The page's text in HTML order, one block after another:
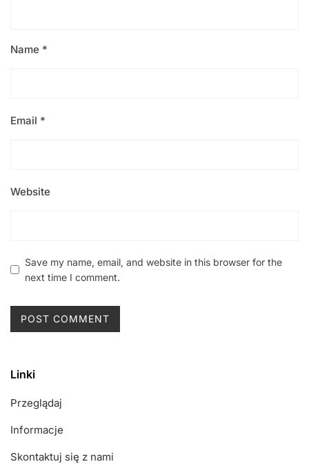
Name *
Email *
Website
Save my name, email, and website in this browser for the
next time I comment.
Linki
Przeglądaj
Informacje
Skontaktuj się z nami